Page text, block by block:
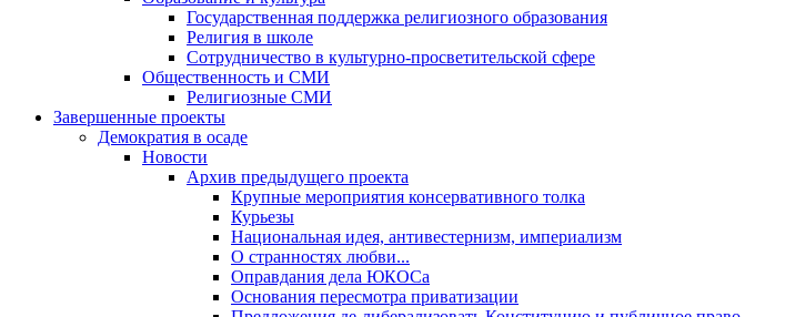
Государственная поддержка религиозного образования
Религия в школе
Сотрудничество в культурно-просветительской сфере
Общественность и СМИ
Религиозные СМИ
Завершенные проекты
Демократия в осаде
Новости
Архив предыдущего проекта
Крупные мероприятия консервативного толка
Курьезы
Национальная идея, антивестернизм, империализм
О странностях любви...
Оправдания дела ЮКОСа
Основания пересмотра приватизации